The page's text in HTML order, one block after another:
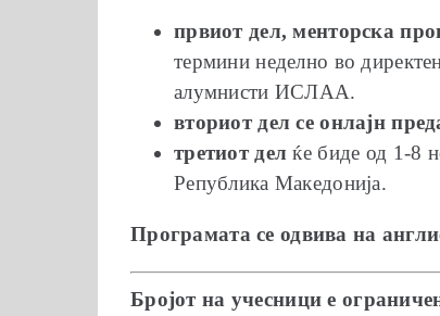
првиот дел, менторска
термини неделно во
алумнисти ИСЛАА.
вториот дел се онлајн
третиот дел ќе биде од 1-8
Република Македонија.
Програмата се одвива на
Бројот на учесници е